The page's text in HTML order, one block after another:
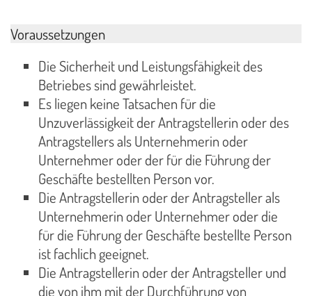
Voraussetzungen
Die Sicherheit und Leistungsfähigkeit des
Betriebes sind gewährleistet.
Es liegen keine Tatsachen für die
Unzuverlässigkeit der Antragstellerin oder des
Antragstellers als Unternehmerin oder
Unternehmer oder der für die Führung der
Geschäfte bestellten Person vor.
Die Antragstellerin oder der Antragsteller als
Unternehmerin oder Unternehmer oder die
für die Führung der Geschäfte bestellte Person
ist fachlich geeignet.
Die Antragstellerin oder der Antragsteller und
die von ihm mit der Durchführung von